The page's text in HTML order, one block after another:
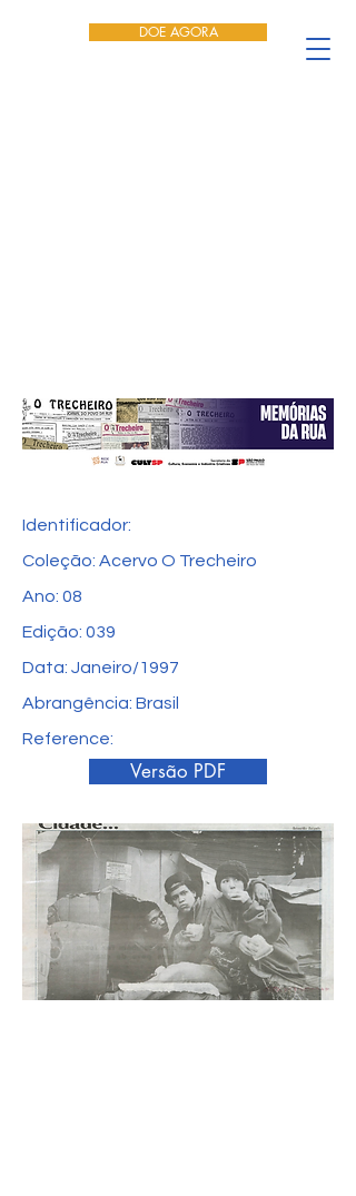
DOE AGORA
Identificador:
Coleção: Acervo O Trecheiro
Ano: 08
Edição: 039
Data: Janeiro/1997
Abrangência: Brasil
Reference:
Versão PDF